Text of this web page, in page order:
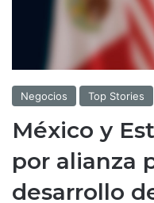
Negocios Top Stories
México y
por alianza
desarrollo